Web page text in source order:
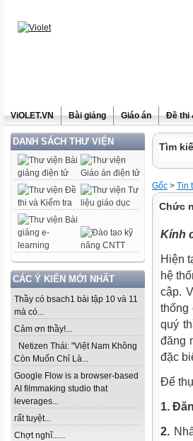
ViOLET.VN Bài giảng Giáo án Đề thi
DANH SÁCH THƯ VIỆN
CÁC Ý KIẾN MỚI NHẤT
Thầy có bsach1 bài tập 10 và 11
mà có...
Cảm ơn thầy!...
Netizen Thái: "Việt Nam Không
Còn Muốn Chỉ Là...
Google Flow is a browser-based
AI filmmaking studio that
leverages...
rất tuyệt...
Chợt nghĩ......
Tìm
Gốc > Tin
Chức
Kính
Hiện
hệ
cập.
thống
quý
đăng
đặc
Để
1.
2.